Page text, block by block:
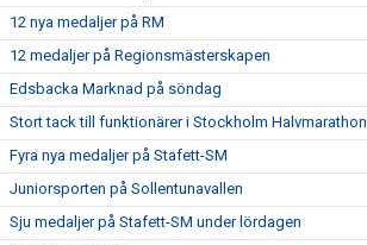
12 nya medaljer på RM
12 medaljer på Regionsmästerskapen
Edsbacka Marknad på söndag
Stort tack till funktionärer i Stockholm Halvmarathon
Fyra nya medaljer på Stafett-SM
Juniorsporten på Sollentunavallen
Sju medaljer på Stafett-SM under lördagen